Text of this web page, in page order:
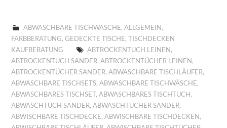
ABWASCHBARE TISCHWÄSCHE, ALLGEMEIN ,
FARBBERATUNG,GEDECKTE TISCHE,TISCHDECKEN
KAUFBERATUNG
ABTROCKENTUCH LEINEN ,
ABTROCKENTUCH SANDER,ABTROCKENTÜCHER LEINEN ,
ABTROCKENTÜCHER SANDER,ABWASCHBARE TISCHLÄUFER,
ABWASCHBARE TISCHSETS,ABWASCHBARE TISCHWÄSCHE,
ABWASCHBARES TISCHSET,ABWASCHBARES TISCHTUCH ,
ABWASCHTUCH SANDER,ABWASCHTÜCHER SANDER,
ABWISCHBARE TISCHDECKE,ABWISCHBARE TISCHDECKEN ,